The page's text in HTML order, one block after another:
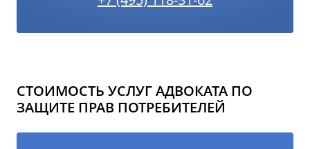
СТОИМОСТЬ УСЛУГ АДВОКАТА ПО
ЗАЩИТЕ ПРАВ ПОТРЕБИТЕЛЕЙ